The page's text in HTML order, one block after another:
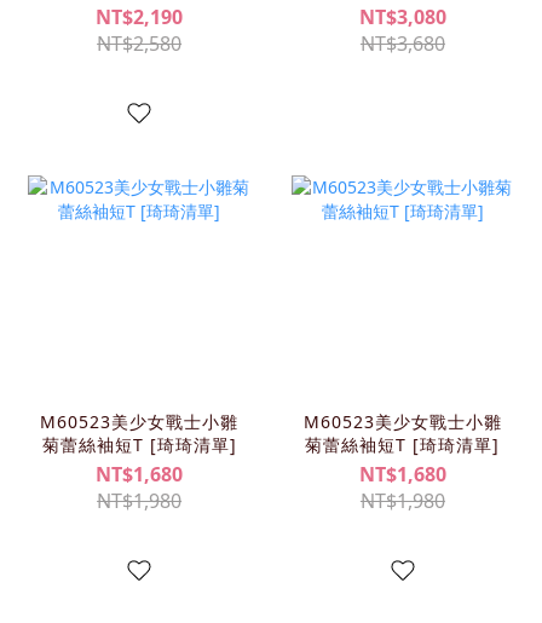
NT$2,190
NT$2,580
NT$3,080
NT$3,680
M60523美少女戰士小雛
菊蕾絲袖短T [琦琦清單]
NT$1,680
NT$1,980
M60523美少女戰士小雛
菊蕾絲袖短T [琦琦清單]
NT$1,680
NT$1,980